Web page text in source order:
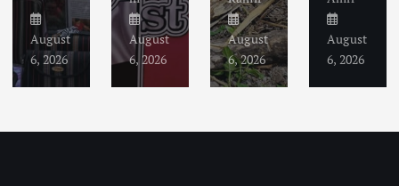
August
6, 2026
August
6, 2026
August
6, 2026
August
6, 2026